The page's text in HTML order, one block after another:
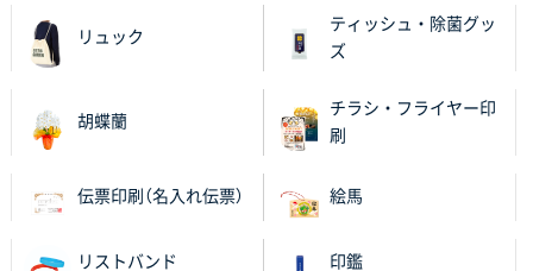
【ポリ袋】特別ご注文ページ
3000枚
昨年利用した時に、納期と金額面でかなり業者さんを
比較して決めさせていただきました。 昨年注文分も、
納期がギリギリだったにも関わらず、丁寧に対応して
対応を頂いており助かっております。
リュック
ティッシュ・除菌グッ
ズ
胡蝶蘭
チラシ・フライヤー印
刷
伝票印刷（名入れ伝票） 絵馬
リストバンド 印鑑